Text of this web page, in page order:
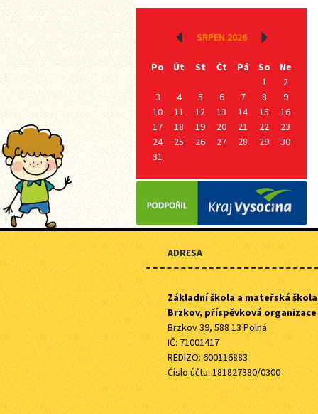
‹ SRPEN 2026 ›
Po Út St Čt Pá So
Ne
1
2
3
4 5 6 7 8
9
10
11 12 13 14 15
16
17
18 19 20 21 22
23
24
25 26 27 28 29
30
31
ADRESA
Základní škola a mateřská škola
Brzkov, příspěvková organizace
Brzkov 39, 588 13 Polná
IČ: 71001417
REDIZO: 600116883
Číslo účtu: 181827380/0300